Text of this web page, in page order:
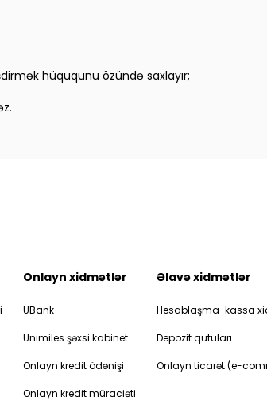
hüququnu özündə saxlayır;
Onlayn xidmətlər
UBank
Unimiles şəxsi kabinet
Onlayn kredit ödənişi
Onlayn kredit müraciəti
Əlavə xidmətlər
Hesablaşma-kassa
Depozit qutuları
Onlayn ticarət (e-